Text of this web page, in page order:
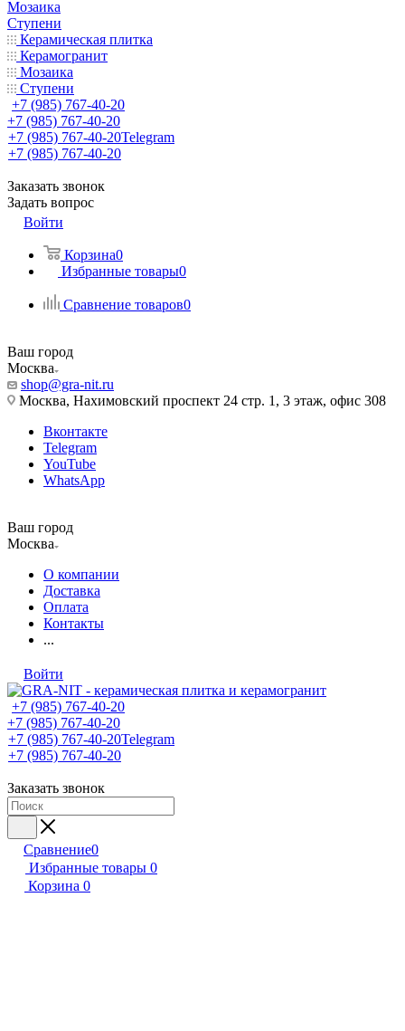
Мозаика
Ступени
Керамическая плитка
Керамогранит
Мозаика
Ступени
+7 (985) 767-40-20
+7 (985) 767-40-20
+7 (985) 767-40-20Telegram
+7 (985) 767-40-20
Заказать звонок
Задать вопрос
Войти
Корзина0
Избранные товары0
Сравнение товаров0
Ваш город
Москва
shop@gra-nit.ru
Москва, Нахимовский проспект 24 стр. 1, 3 этаж, офис 308
Вконтакте
Telegram
YouTube
WhatsApp
Ваш город
Москва
О компании
Доставка
Оплата
Контакты
...
Войти
+7 (985) 767-40-20
+7 (985) 767-40-20
+7 (985) 767-40-20Telegram
+7 (985) 767-40-20
Заказать звонок
Сравнение0
Избранные товары 0
Корзина 0